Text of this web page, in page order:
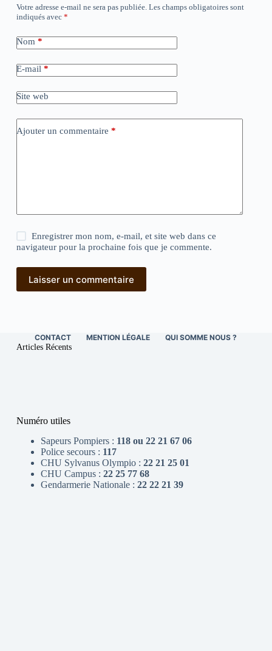
Votre adresse e-mail ne sera pas publiée. Les champs obligatoires sont
indiqués avec *
Nom *
E-mail *
Site web
Ajouter un commentaire *
Enregistrer mon nom, e-mail, et site web dans ce
navigateur pour la prochaine fois que je commente.
Laisser un commentaire
CONTACT MENTION LÉGALE QUI SOMME NOUS ?
Articles Récents
Numéro utiles
Sapeurs Pompiers : 118 ou 22 21 67 06
Police secours : 117
CHU Sylvanus Olympio : 22 21 25 01
CHU Campus : 22 25 77 68
Gendarmerie Nationale : 22 22 21 39